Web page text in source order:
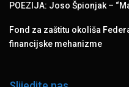
POEZIJA: Joso Špionjak –
Fond za zaštitu okoliša
financijske mehanizme